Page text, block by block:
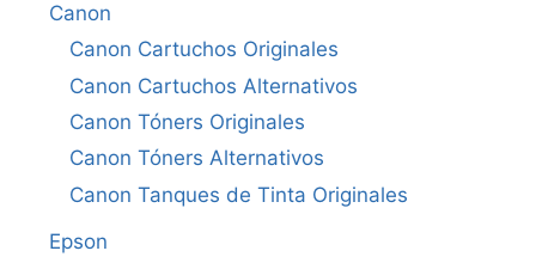
Canon
Canon Cartuchos Originales
Canon Cartuchos Alternativos
Canon Tóners Originales
Canon Tóners Alternativos
Canon Tanques de Tinta Originales
Epson